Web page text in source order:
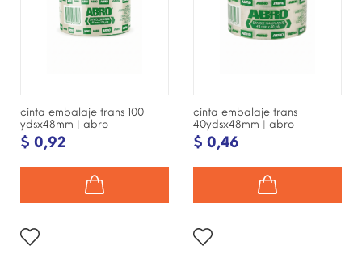
cinta embalaje trans 100
ydsx48mm | abro
$ 0,92
cinta embalaje trans
40ydsx48mm | abro
$ 0,46